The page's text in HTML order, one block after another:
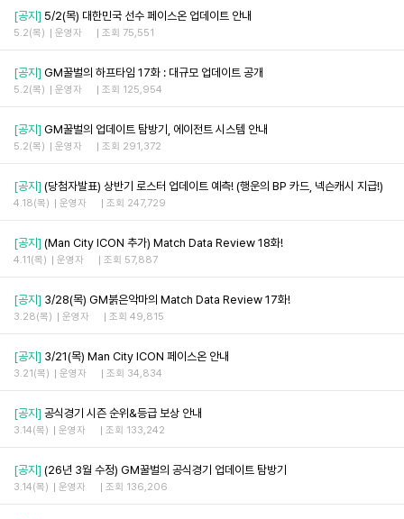
[공지] 5/2(목) 대한민국 선수 페이스온 업데이트 안내
5.2(목) 운영자 조회 75,551
[공지] GM꿀벌의 하프타임 17화 : 대규모 업데이트 공개
5.2(목) 운영자 조회 125,954
[공지] GM꿀벌의 업데이트 탐방기, 에이전트 시스템 안내
5.2(목) 운영자 조회 291,372
[공지] (당첨자발표) 상반기 로스터 업데이트 예측! (행운의 BP 카드, 넥슨캐시 지급!)
4.18(목) 운영자 조회 247,729
[공지] (Man City ICON 추가) Match Data Review 18화!
4.11(목) 운영자 조회 57,887
[공지] 3/28(목) GM붉은악마의 Match Data Review 17화!
3.28(목) 운영자 조회 49,815
[공지] 3/21(목) Man City ICON 페이스온 안내
3.21(목) 운영자 조회 34,834
[공지] 공식경기 시즌 순위&등급 보상 안내
3.14(목) 운영자 조회 133,242
[공지] (26년 3월 수정) GM꿀벌의 공식경기 업데이트 탐방기
3.14(목) 운영자 조회 136,206